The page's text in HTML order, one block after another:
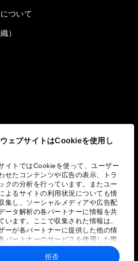
ェブサイトはCookieを使用し
イトではCookieを使って、ユーザー
せたコンテンツや広告の表示、トラ
クの分析を行っています。またユー
よるサイトの利用状況についても情
集し、ソーシャルメディアや広告配
ータ解析の各パートナーに情報を共
います。ここで収集された情報は、
ーが各パートナーに提供した他の情
パートナーのサービスを使用した際
された情報と組み合わされ、各パー
によって使用されることがありま
拒否
ついて
）
取り組み